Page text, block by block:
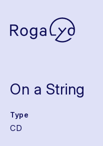
On a String
Type
CD